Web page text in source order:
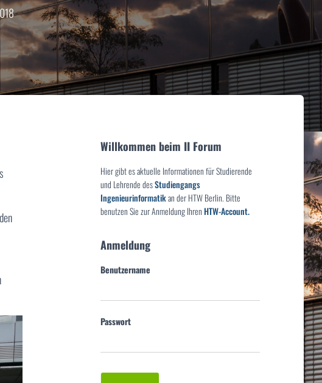
Willkommen beim II Forum
Hier gibt es aktuelle Informationen für Studierende
und Lehrende desStudiengangs
Ingenieurinformatikan der HTW Berlin. Bitte
benutzen Sie zur Anmeldung IhrenHTW-Account.
Anmeldung
Benutzername
Passwort